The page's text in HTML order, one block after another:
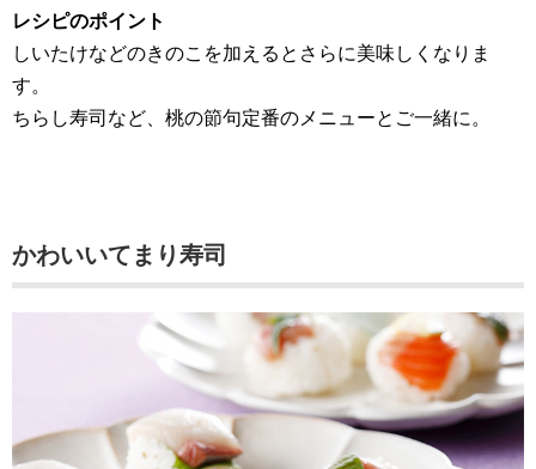
レシピのポイント
しいたけなどのきのこを加えるとさらに美味しくなりま
す。
ちらし寿司など、桃の節句定番のメニューとご一緒に。
かわいいてまり寿司